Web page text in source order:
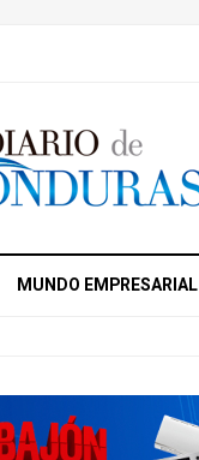
MUNDO EMPRESARIAL